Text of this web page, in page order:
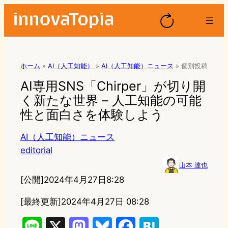
ホーム » AI（人工知能） » AI（人工知能）ニュース » 個別投稿
AI専用SNS「Chirper」が切り開
く新たな世界 – 人工知能の可能
性と面白さを体験しよう
AI（人工知能）ニュース
editorial
山本 達也
[公開]2024年4月27日8:28
[最終更新]2024年4月27日 08:28